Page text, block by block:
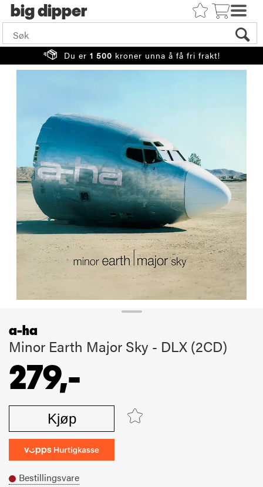
big
Du er 1 500 kroner unna å få fri frakt!
a-ha
Minor Earth Major Sky - DLX (2CD)
279,-
Kjøp
Bestillingsvare